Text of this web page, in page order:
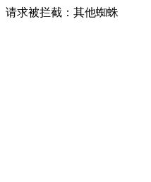
请求被拦截：其他蜘蛛